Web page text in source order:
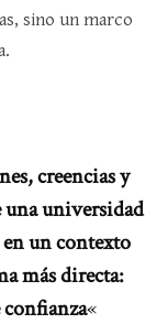
sino un marco
creencias y
una universidad
un contexto
más directa:
confianza«